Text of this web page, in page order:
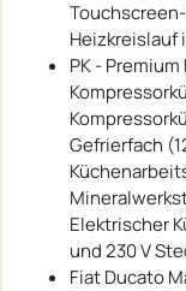
Heizkreislauf
PK -
Gefrierfach
Elektrischer
und 230 V
Fiat Ducato